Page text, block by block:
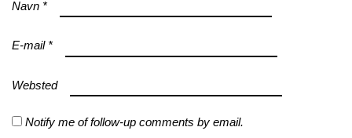
Navn *
E-mail *
Websted
Notify me of follow-up comments by email.